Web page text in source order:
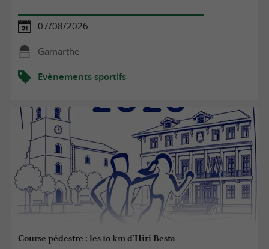
07/08/2026
Gamarthe
Evènements sportifs
Course pédestre : les 10 km d'Hiri Besta